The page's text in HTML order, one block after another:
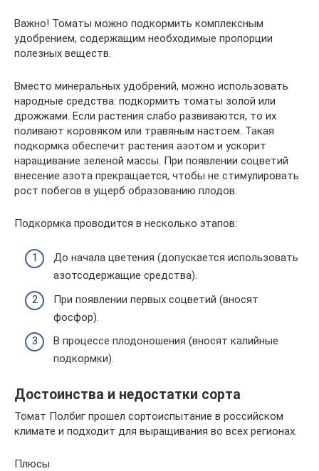
Важно! Томаты можно подкормить комплексным
удобрением, содержащим необходимые пропорции
полезных веществ.
Вместо минеральных удобрений, можно использовать
народные средства: подкормить томаты золой или
дрожжами. Если растения слабо развиваются, то их
поливают коровяком или травяным настоем. Такая
подкормка обеспечит растения азотом и ускорит
наращивание зеленой массы. При появлении соцветий
внесение азота прекращается, чтобы не стимулировать
рост побегов в ущерб образованию плодов.
Подкормка проводится в несколько этапов:
До начала цветения (допускается использовать
азотсодержащие средства).
При появлении первых соцветий (вносят
фосфор).
В процессе плодоношения (вносят калийные
подкормки).
Достоинства и недостатки сорта
Томат Полбиг прошел сортоиспытание в российском
климате и подходит для выращивания во всех регионах.
Плюсы